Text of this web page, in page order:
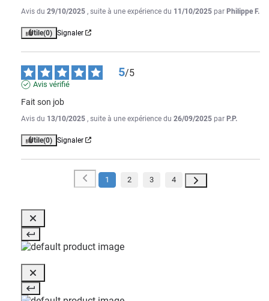
Avis du 29/10/2025 , suite à une expérience du 11/10/2025 par Philippe F.
Utile(0) Signaler
5/5
Avis vérifié
Fait son job
Avis du 13/10/2025 , suite à une expérience du 26/09/2025 par P.P.
Utile(0) Signaler
1 2 3 4